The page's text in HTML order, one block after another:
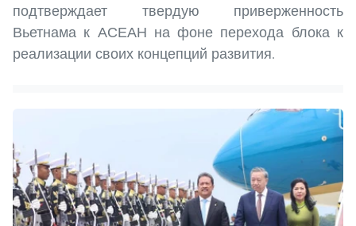
подтверждает твердую приверженность
Вьетнама к АСЕАН на фоне перехода блока к
реализации своих концепций развития.